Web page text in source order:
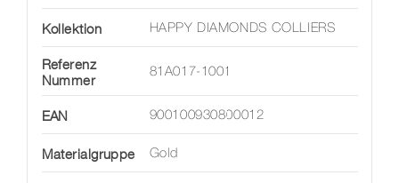
Kollektion HAPPY DIAMONDS COLLIERS
Referenz
Nummer
81A017-1001
EAN 900100930800012
Materialgruppe Gold